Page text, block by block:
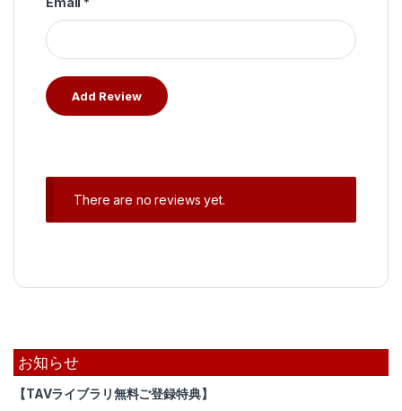
There are no reviews yet.
お知らせ
【TAVライブラリ無料ご登録特典】